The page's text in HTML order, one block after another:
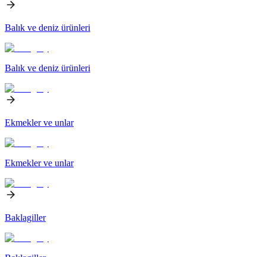
Balık ve deniz ürünleri
Balık ve deniz ürünleri
Ekmekler ve unlar
Ekmekler ve unlar
Baklagiller